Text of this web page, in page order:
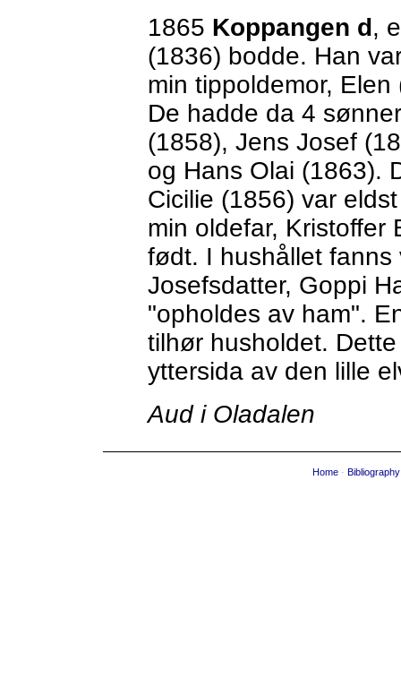
1865 Koppangen d,
(1836) bodde. Han
min tippoldemor,
De hadde da 4
(1858), Jens Josef
og Hans Olai (1863).
Cicilie (1856) var
min oldefar, Kristoffer
født. I hushållet fanns
Josefsdatter, Goppi
"opholdes av ham".
tilhør husholdet.
yttersida av den lille
Aud i Oladalen
Home - Bibliography